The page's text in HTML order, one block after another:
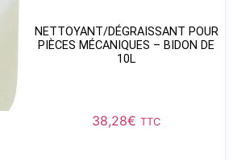
NETTOYANT/DÉGRAISSANT POUR
PIÈCES MÉCANIQUES – BIDON DE
10L
38,28€ TTC